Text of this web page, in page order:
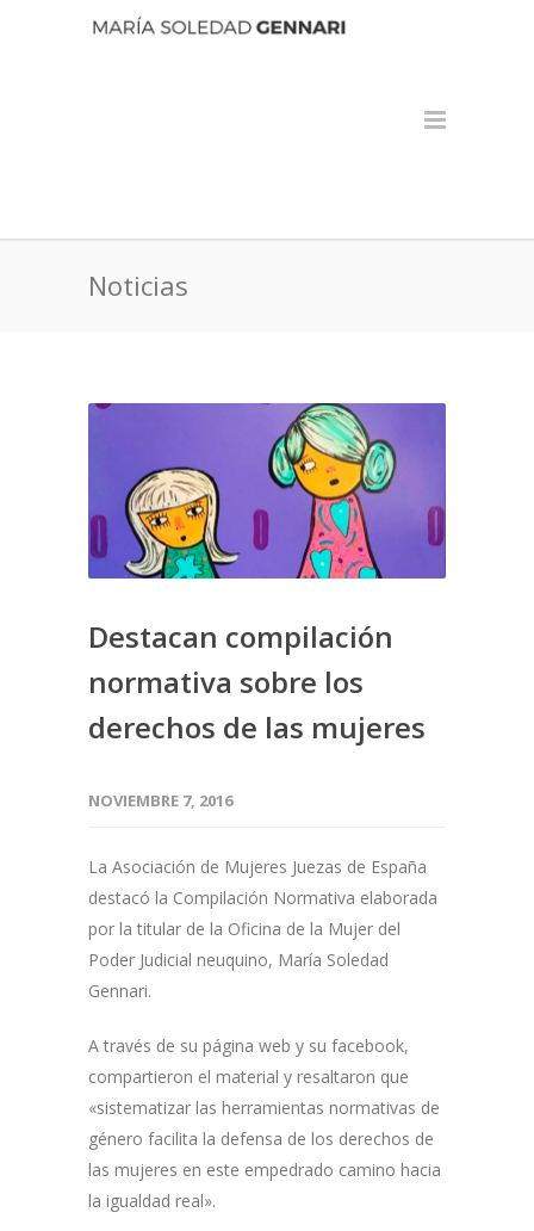
Noticias
Destacan compilación
normativa sobre los
derechos de las mujeres
NOVIEMBRE 7, 2016
La Asociación de Mujeres Juezas de España
destacó la Compilación Normativa elaborada
por la titular de la Oficina de la Mujer del
Poder Judicial neuquino, María Soledad
Gennari.
A través de su página web y su facebook,
compartieron el material y resaltaron que
«sistematizar las herramientas normativas de
género facilita la defensa de los derechos de
las mujeres en este empedrado camino hacia
la igualdad real».